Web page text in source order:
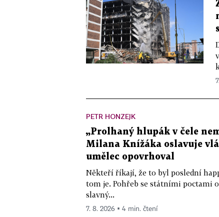
PETR HONZEJK
„Prolhaný hlupák v čele
Milana Knížáka oslavuje
umělec opovrhoval
Někteří říkají, že to byl poslední
tom je. Pohřeb se státními poctami
slavný...
7. 8. 2026 ▪ 4 min. čtení